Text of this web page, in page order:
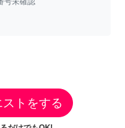
トをする